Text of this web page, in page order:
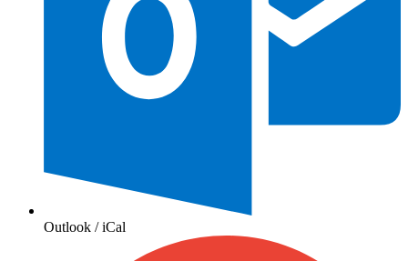
Outlook / iCal